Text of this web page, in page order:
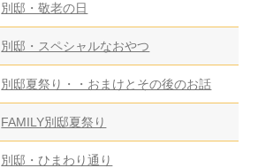
別邸・敬老の日
別邸・スペシャルなおやつ
別邸夏祭り・・おまけとその後のお話
FAMILY別邸夏祭り
別邸・ひまわり通り